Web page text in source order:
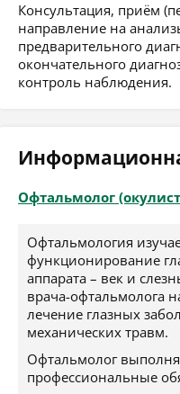
Консультация, приём
направление на
предварительного
окончательного
контроль наблюдения.
Офтальмолог
Офтальмология
функционирование
аппарата – век и
врача-офтальмолога
лечение глазных
механических травм.
Офтальмолог
профессиональные